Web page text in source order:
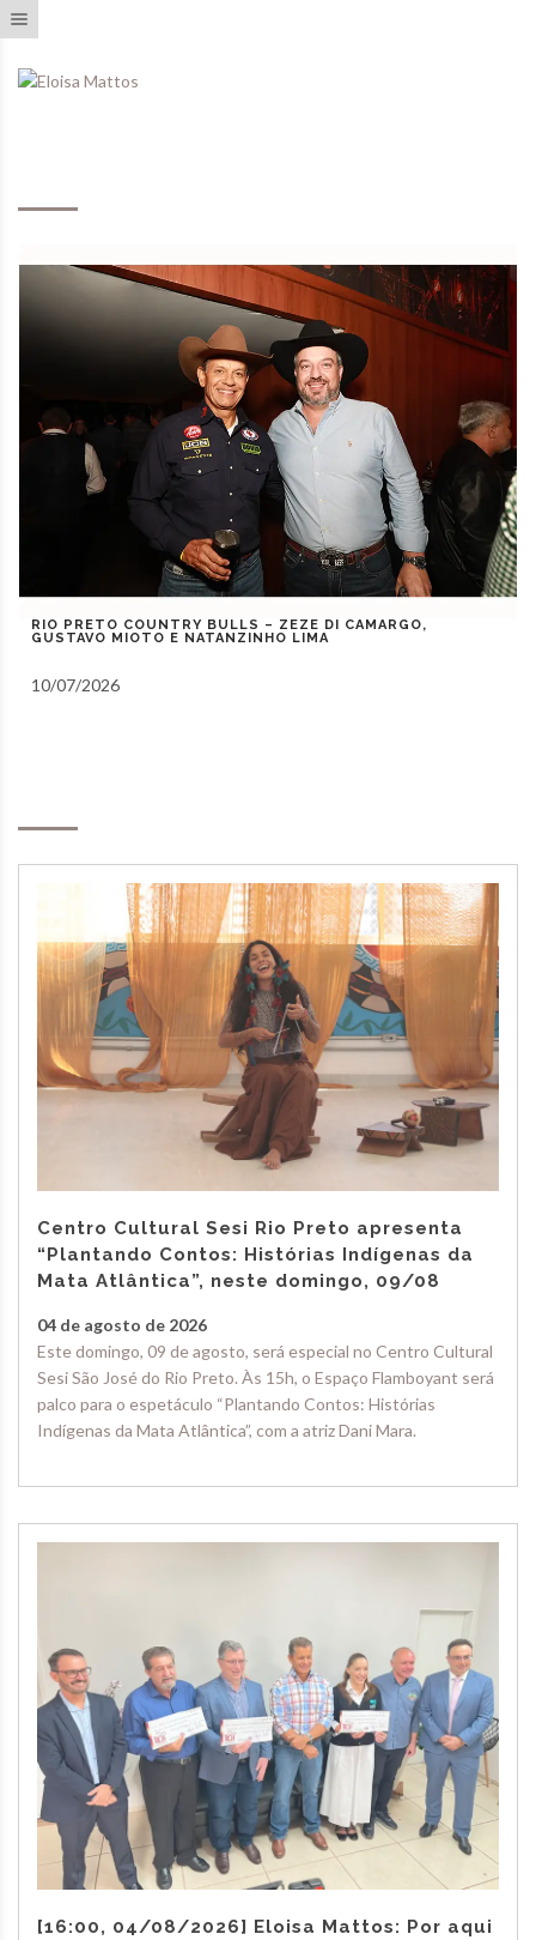
RIOPRETO RODEO COUNTRY BULLS – 08/07/2026 –
“PAULO E NATHAN – TRAIA VÉIA – JENINHO”
08/07/2026
Centro Cultural Sesi Rio Preto apresenta
“Plantando Contos: Histórias Indígenas da
Mata Atlântica”, neste domingo, 09/08
04 de agosto de 2026
Este domingo, 09 de agosto, será especial no Centro Cultural
Sesi São José do Rio Preto. Às 15h, o Espaço Flamboyant será
palco para o espetáculo “Plantando Contos: Histórias
Indígenas da Mata Atlântica”, com a atriz Dani Mara.
[16:00, 04/08/2026] Eloisa Mattos: Por aqui